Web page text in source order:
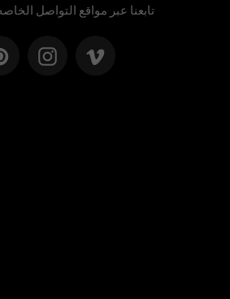
تابعنا عبر مواقع التواصل
PinterestInstagram